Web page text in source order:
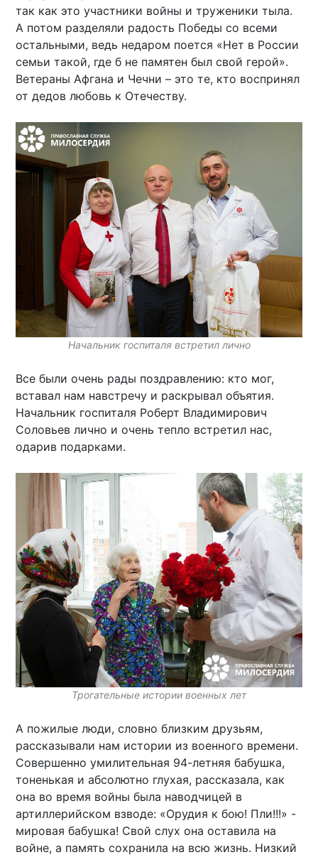
так как это участники войны и труженики тыла.
А потом разделяли радость Победы со всеми
остальными, ведь недаром поется «Нет в России
семьи такой, где б не памятен был свой герой».
Ветераны Афгана и Чечни – это те, кто воспринял
от дедов любовь к Отечеству.
Начальник госпиталя встретил лично
Все были очень рады поздравлению: кто мог,
вставал нам навстречу и раскрывал объятия.
Начальник госпиталя Роберт Владимирович
Соловьев лично и очень тепло встретил нас,
одарив подарками.
Трогательные истории военных лет
А пожилые люди, словно близким друзьям,
рассказывали нам истории из военного времени.
Совершенно умилительная 94-летняя бабушка,
тоненькая и абсолютно глухая, рассказала, как
она во время войны была наводчицей в
артиллерийском взводе: «Орудия к бою! Пли!!!» -
мировая бабушка! Свой слух она оставила на
войне, а память сохранила на всю жизнь. Низкий